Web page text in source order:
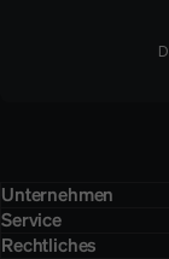
Unternehmen
Service
Rechtliches